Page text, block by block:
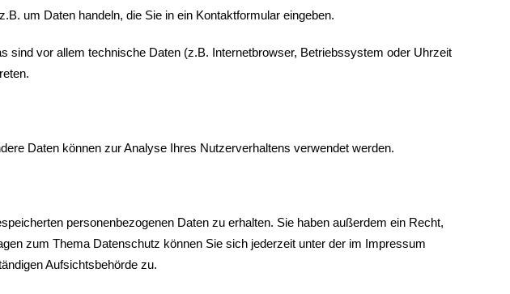
um Daten handeln, die Sie in ein Kontaktformular eingeben.
vor allem technische Daten (z.B. Internetbrowser, Betriebssystem oder Uhrzeit
Daten können zur Analyse Ihres Nutzerverhaltens verwendet werden.
personenbezogenen Daten zu erhalten. Sie haben außerdem ein Recht,
zum Thema Datenschutz können Sie sich jederzeit unter der im Impressum
Aufsichtsbehörde zu.